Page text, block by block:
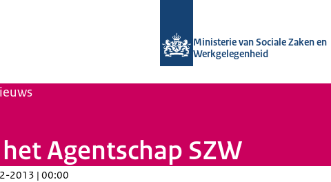
Ministerie van Sociale Zaken en
Werkgelegenheid
Agentschap SZW
2013 | 00:00